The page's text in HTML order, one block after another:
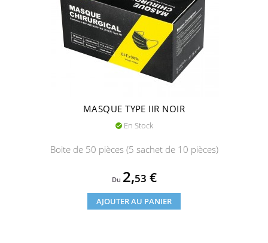
MASQUE TYPE IIR NOIR
 En Stock
Boite de 50 pièces (5 sachet de 10 pièces)
Du
Prix
2,53 €
AJOUTER AU PANIER